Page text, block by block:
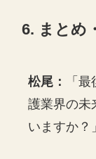
6. まとめ
松尾：
「
護業界の未
いますか？